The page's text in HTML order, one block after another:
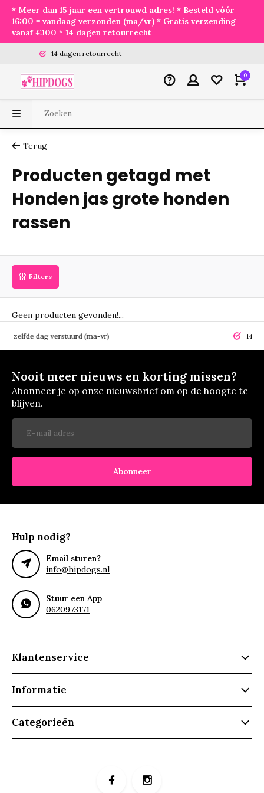
* Meer dan 15 jaar een vertrouwd adres! * Besteld vóór
16:00 = vandaag verzonden (ma/vr) * Gratis verzending
vanaf €100 * 14 dagen retourrecht
14 dagen retourrecht
0
Terug
Producten getagd met
Honden jas grote honden
rassen
Filters
Geen producten gevonden!...
dag verstuurd (ma-vr) 14 dagen
Nooit meer nieuws en korting missen?
Abonneer je op onze nieuwsbrief om op de hoogte te
blijven.
Abonneer
Hulp nodig?
Email sturen?
info@hipdogs.nl
Stuur een App
0620973171
Klantenservice
Informatie
Categorieën